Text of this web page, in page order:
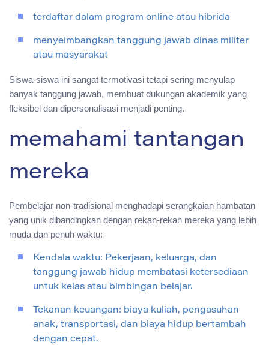
terdaftar dalam program online atau hibrida
menyeimbangkan tanggung jawab dinas militer
atau masyarakat
Siswa-siswa ini sangat termotivasi tetapi sering menyulap
banyak tanggung jawab, membuat dukungan akademik yang
fleksibel dan dipersonalisasi menjadi penting.
memahami tantangan
mereka
Pembelajar non-tradisional menghadapi serangkaian hambatan
yang unik dibandingkan dengan rekan-rekan mereka yang lebih
muda dan penuh waktu:
Kendala waktu: Pekerjaan, keluarga, dan
tanggung jawab hidup membatasi ketersediaan
untuk kelas atau bimbingan belajar.
Tekanan keuangan: biaya kuliah, pengasuhan
anak, transportasi, dan biaya hidup bertambah
dengan cepat.